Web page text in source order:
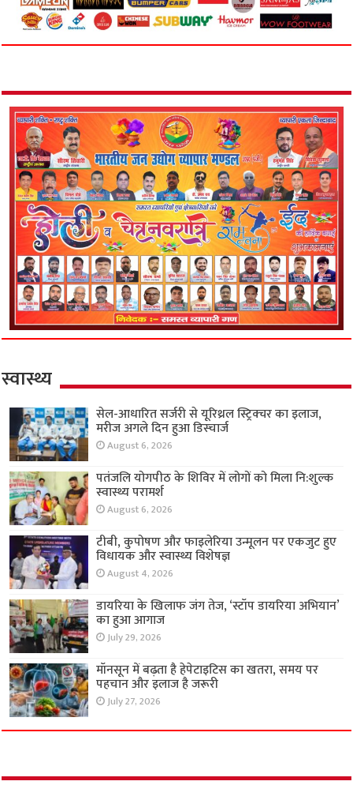
स्वास्थ्य
सेल-आधारित सर्जरी से यूरिथ्रल स्ट्रिक्चर का इलाज,
मरीज अगले दिन हुआ डिस्चार्ज
August 6, 2026
पतंजलि योगपीठ के शिविर में लोगों को मिला नि:शुल्क
स्वास्थ्य परामर्श
August 6, 2026
टीबी, कुपोषण और फाइलेरिया उन्मूलन पर एकजुट हुए
विधायक और स्वास्थ्य विशेषज्ञ
August 4, 2026
डायरिया के खिलाफ जंग तेज, ‘स्टॉप डायरिया अभियान’
का हुआ आगाज
July 29, 2026
मॉनसून में बढ़ता है हेपेटाइटिस का खतरा, समय पर
पहचान और इलाज है जरूरी
July 27, 2026